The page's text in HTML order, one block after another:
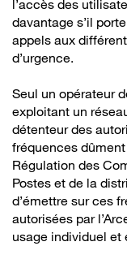
l’accès des
davantage s’il
appels aux
d’urgence.
Seul un opérateur
exploitant un
détenteur des
fréquences dûment
Régulation des
Postes et de la
d’émettre sur ces
autorisées par
usage individuel et